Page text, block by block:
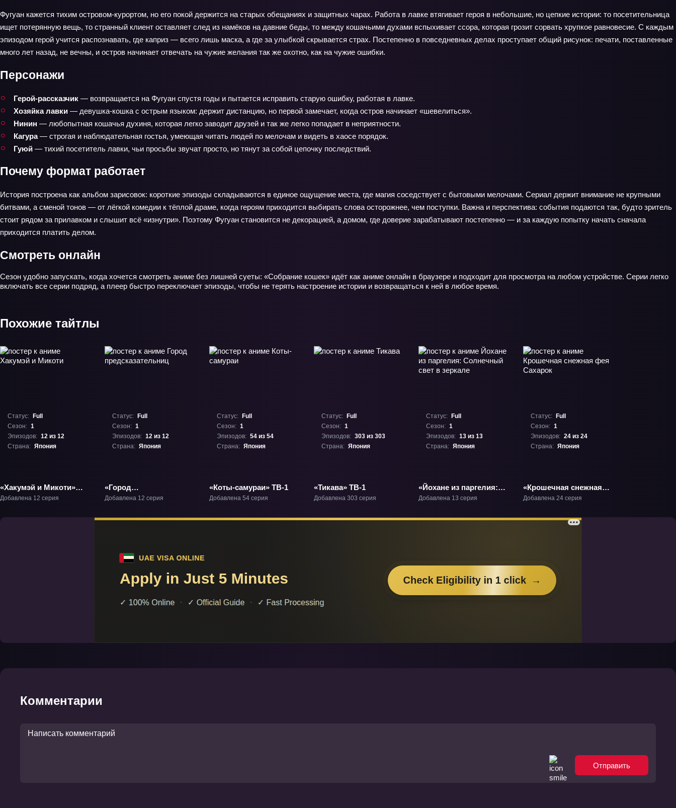
Фугуан кажется тихим островом-курортом, но его покой держится на старых обещаниях и защитных чарах. Работа в лавке втягивает героя в небольшие, но цепкие истории: то посетительница
ищет потерянную вещь, то странный клиент оставляет след из намёков на давние беды, то между кошачьими духами вспыхивает ссора, которая грозит сорвать хрупкое равновесие. С каждым
эпизодом герой учится распознавать, где каприз — всего лишь маска, а где за улыбкой скрывается страх. Постепенно в повседневных делах проступает общий рисунок: печати, поставленные
много лет назад, не вечны, и остров начинает отвечать на чужие желания так же охотно, как на чужие ошибки.
Персонажи
Герой-рассказчик — возвращается на Фугуан спустя годы и пытается исправить старую ошибку, работая в лавке.
Хозяйка лавки — девушка-кошка с острым языком: держит дистанцию, но первой замечает, когда остров начинает «шевелиться».
Нинин — любопытная кошачья духиня, которая легко заводит друзей и так же легко попадает в неприятности.
Кагура— строгая и наблюдательная гостья, умеющая читать людей по мелочам и видеть в хаосе порядок.
Гуюй — тихий посетитель лавки, чьи просьбы звучат просто, но тянут за собой цепочку последствий.
Почему формат работает
История построена как альбом зарисовок: короткие эпизоды складываются в единое ощущение места, где магия соседствует с бытовыми мелочами. Сериал держит внимание не крупными
битвами, а сменой тонов — от лёгкой комедии к тёплой драме, когда героям приходится выбирать слова осторожнее, чем поступки. Важна и перспектива: события подаются так, будто зритель
стоит рядом за прилавком и слышит всё «изнутри». Поэтому Фугуан становится не декорацией, а домом, где доверие зарабатывают постепенно — и за каждую попытку начать сначала
приходится платить делом.
Смотреть онлайн
Сезон удобно запускать, когда хочется смотреть аниме без лишней суеты: «Собрание кошек» идёт как аниме онлайн в браузере и подходит для просмотра на любом устройстве. Серии легко
включать все серии подряд, а плеер быстро переключает эпизоды, чтобы не терять настроение истории и возвращаться к ней в любое время.
Похожие тайтлы
Статус:
Full
Сезон: 1
Эпизодов: 12 из 12
Страна: Япония
«Хакумэй и Микоти»
ТВ-1
Добавлена 12 серия
Статус:
Full
Сезон: 1
Эпизодов: 12 из 12
Страна: Япония
«Город
предсказательниц»
Добавлена 12 серия
Статус:
Full
Сезон: 1
Эпизодов: 54 из 54
Страна: Япония
«Коты-самураи» ТВ-1
Добавлена 54 серия
Статус:
Full
Сезон: 1
Эпизодов: 303 из 303
Страна: Япония
«Тикава» ТВ-1
Добавлена 303 серия
Статус:
Full
Сезон: 1
Эпизодов: 13 из 13
Страна: Япония
«Йохане из паргелия:
Солнечный свет в
Добавлена 13 серия
Статус:
Full
Сезон: 1
Эпизодов: 24 из 24
Страна: Япония
«Крошечная снежная
фея Сахарок» ТВ-1
Добавлена 24 серия
Комментарии
Отправить